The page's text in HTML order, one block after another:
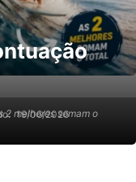
2 melhores somam o
19/06/2026